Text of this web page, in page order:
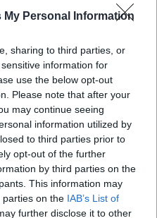
My Personal Information
sharing to third parties, or
information for
use the below opt-out
Please note that after your
may continue seeing
information utilized by
to third parties prior to
opt-out of the further
by third parties on the
This information may
parties on the IAB’s List of
further disclose it to other
hora de jogadores
Alejandro Davidovich
(Itália), a prova
de elevado nível,
primeiro cabeça de
pelo chileno
Alexander Blockx.
da semana foi
Wawrinka ao Estoril,
do antigo vencedor
e Ofícios”
como
do município
07/08/2026